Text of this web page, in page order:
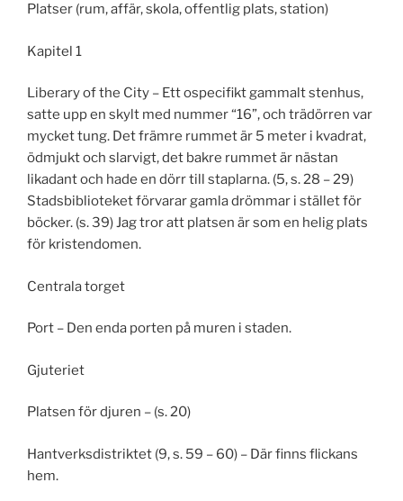
Platser (rum, affär, skola, offentlig plats, station)
Kapitel 1
Liberary of the City – Ett ospecifikt gammalt stenhus,
satte upp en skylt med nummer “16”, och trädörren var
mycket tung. Det främre rummet är 5 meter i kvadrat,
ödmjukt och slarvigt, det bakre rummet är nästan
likadant och hade en dörr till staplarna. (5, s. 28 – 29)
Stadsbiblioteket förvarar gamla drömmar i stället för
böcker. (s. 39) Jag tror att platsen är som en helig plats
för kristendomen.
Centrala torget
Port – Den enda porten på muren i staden.
Gjuteriet
Platsen för djuren – (s. 20)
Hantverksdistriktet (9, s. 59 – 60) – Där finns flickans
hem.